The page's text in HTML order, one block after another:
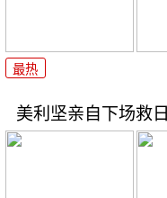
最热
美利坚亲自下场救